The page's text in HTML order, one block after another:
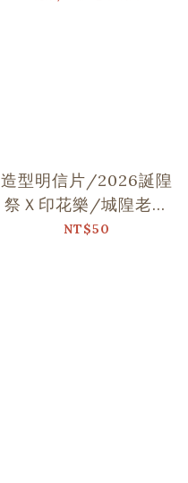
造型明信片/2026誕隍
祭Ｘ印花樂/城隍老爺
跳舞
NT$50